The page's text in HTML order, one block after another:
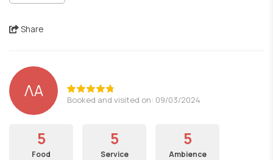
Share
ΛΑ Booked and visited on: 09/03/2024
5
Food
5
Service
5
Ambience